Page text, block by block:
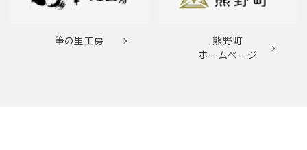
筆の里工房
熊野町
ホームページ